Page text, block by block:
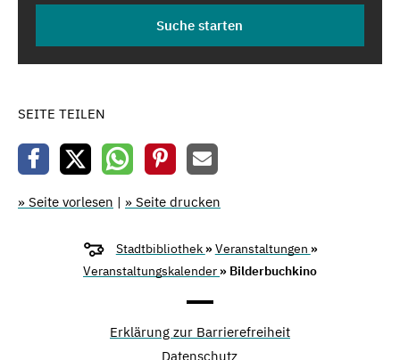
SEITE TEILEN
» Seite vorlesen | » Seite drucken
Stadtbibliothek »Veranstaltungen »
Veranstaltungskalender » Bilderbuchkino
Erklärung zur Barrierefreiheit
Datenschutz